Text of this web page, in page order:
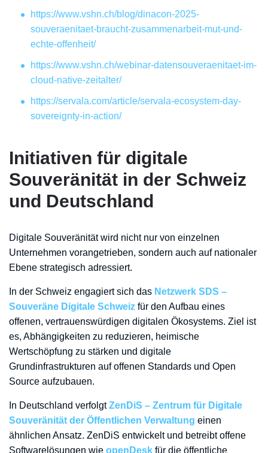
https://www.vshn.ch/blog/dinacon-2025-
souveraenitaet-braucht-zusammenarbeit-mut-und-
echte-offenheit/
https://www.vshn.ch/webinar-datensouveraenitaet-im-
cloud-native-zeitalter/
https://servala.com/article/servala-ecosystem-day-
sovereignty-in-action/
Initiativen für digitale
Souveränität in der Schweiz
und Deutschland
Digitale Souveränität wird nicht nur von einzelnen
Unternehmen vorangetrieben, sondern auch auf nationaler
Ebene strategisch adressiert.
In der Schweiz engagiert sich das Netzwerk SDS –
Souveräne Digitale Schweiz für den Aufbau eines
offenen, vertrauenswürdigen digitalen Ökosystems. Ziel ist
es, Abhängigkeiten zu reduzieren, heimische
Wertschöpfung zu stärken und digitale
Grundinfrastrukturen auf offenen Standards und Open
Source aufzubauen.
In Deutschland verfolgtZenDiS – Zentrum für Digitale
Souveränität der Öffentlichen Verwaltung einen
ähnlichen Ansatz. ZenDiS entwickelt und betreibt offene
Softwarelösungen wie openDesk für die öffentliche